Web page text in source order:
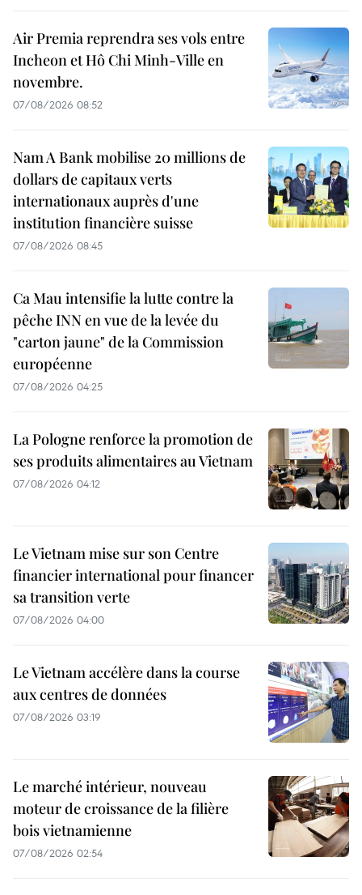
Air Premia reprendra ses vols entre
Incheon et Hô Chi Minh-Ville en
novembre.
07/08/2026 08:52
Nam A Bank mobilise 20 millions de
dollars de capitaux verts
internationaux auprès d'une
institution financière suisse
07/08/2026 08:45
Ca Mau intensifie la lutte contre la
pêche INN en vue de la levée du
"carton jaune" de la Commission
européenne
07/08/2026 04:25
La Pologne renforce la promotion de
ses produits alimentaires au Vietnam
07/08/2026 04:12
Le Vietnam mise sur son Centre
financier international pour financer
sa transition verte
07/08/2026 04:00
Le Vietnam accélère dans la course
aux centres de données
07/08/2026 03:19
Le marché intérieur, nouveau
moteur de croissance de la filière
bois vietnamienne
07/08/2026 02:54